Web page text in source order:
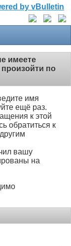
имеете
по
имя
ещё раз.
к этой
обратиться к
вашу
на